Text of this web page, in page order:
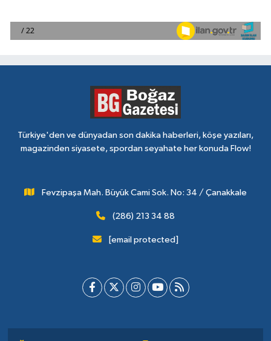
Türkiye'den ve dünyadan son dakika haberleri, köşe yazıları,
magazinden siyasete, spordan seyahate her konuda Flow!
Fevzipaşa Mah. Büyük Cami Sok. No: 34 / Çanakkale
(286) 213 34 88
[email protected]